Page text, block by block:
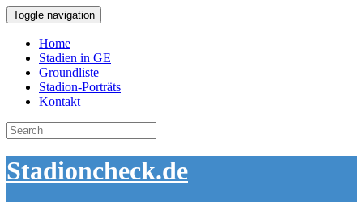
Toggle navigation
Home
Stadien in GE
Groundliste
Stadion-Porträts
Kontakt
Search
for:
Stadioncheck.de